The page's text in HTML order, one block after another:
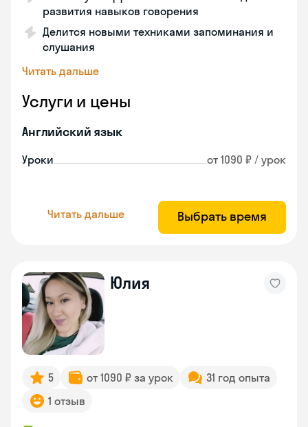
развития навыков говорения
Делится новыми техниками запоминания и
слушания
Читать дальше
Услуги и цены
Английский язык
Уроки от 1090 ₽ / урок
Читать дальше Выбрать время
Юлия
5 от 1090 ₽ за урок
31 год опыта
1 отзыв